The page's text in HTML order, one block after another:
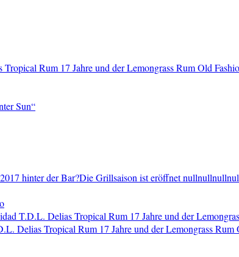
Rum 17 Jahre und der Lemongrass Rum Old
Sun“
hinter der Bar?Die Grillsaison ist eröffnet
T.D.L. Delias Tropical Rum 17 Jahre und der
Delias Tropical Rum 17 Jahre und der Lemongrass Rum